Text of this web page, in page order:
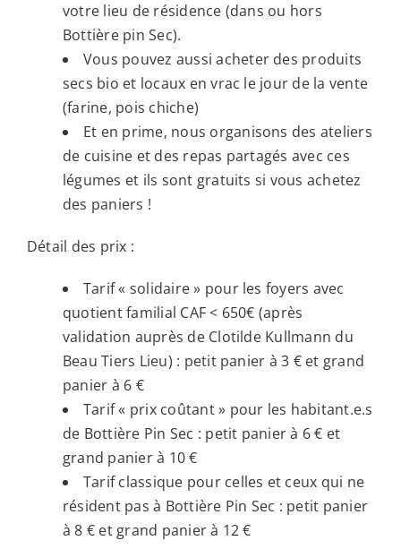
votre lieu de résidence (dans ou hors
Bottière pin Sec).
Vous pouvez aussi acheter des produits
secs bio et locaux en vrac le jour de la vente
(farine, pois chiche)
Et en prime, nous organisons des ateliers
de cuisine et des repas partagés avec ces
légumes et ils sont gratuits si vous achetez
des paniers !
Détail des prix :
Tarif « solidaire » pour les foyers avec
quotient familial CAF < 650€ (après
validation auprès de Clotilde Kullmann du
Beau Tiers Lieu) : petit panier à 3 € et grand
panier à 6 €
Tarif « prix coûtant » pour les habitant.e.s
de Bottière Pin Sec : petit panier à 6 € et
grand panier à 10 €
Tarif classique pour celles et ceux qui ne
résident pas à Bottière Pin Sec : petit panier
à 8 € et grand panier à 12 €